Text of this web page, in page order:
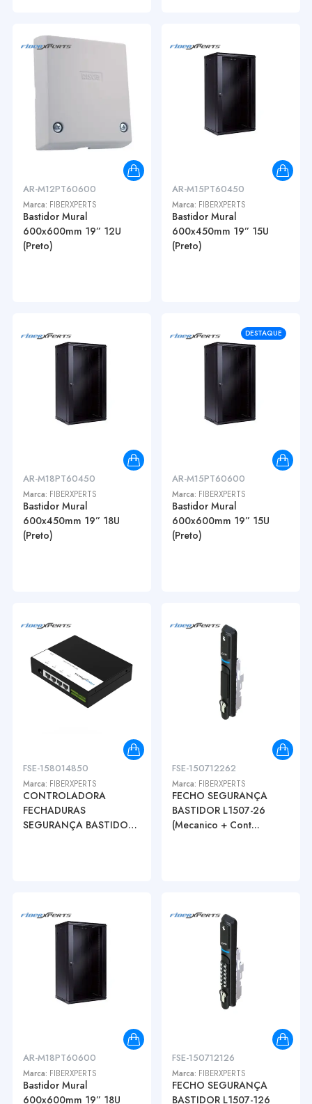
AR-M12PT60600
Marca: FIBERXPERTS
Bastidor Mural
600x600mm 19” 12U
(Preto)
AR-M15PT60450
Marca: FIBERXPERTS
Bastidor Mural
600x450mm 19” 15U
(Preto)
AR-M18PT60450
Marca: FIBERXPERTS
Bastidor Mural
600x450mm 19” 18U
(Preto)
DESTAQUE
AR-M15PT60600
Marca: FIBERXPERTS
Bastidor Mural
600x600mm 19” 15U
(Preto)
FSE-158014850
Marca: FIBERXPERTS
CONTROLADORA
FECHADURAS
SEGURANÇA BASTIDOR
FSE-150712262
Marca: FIBERXPERTS
FECHO SEGURANÇA
BASTIDOR L1507-26
(Mecanico + Cont...
AR-M18PT60600
Marca: FIBERXPERTS
Bastidor Mural
600x600mm 19” 18U
FSE-150712126
Marca: FIBERXPERTS
FECHO SEGURANÇA
BASTIDOR L1507-126